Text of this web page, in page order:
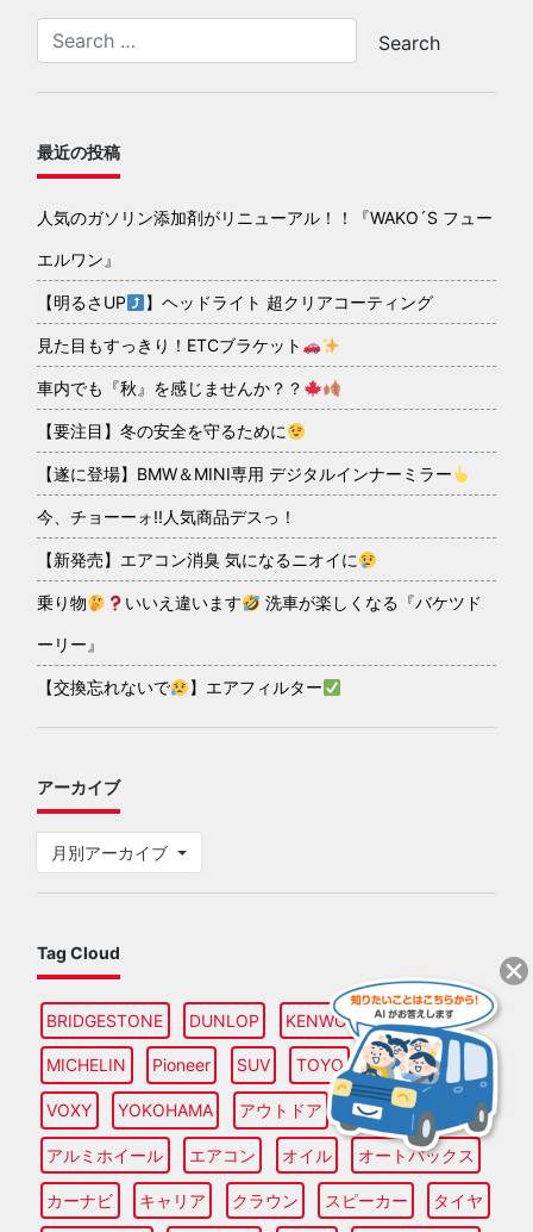
最近の投稿
人気のガソリン添加剤がリニューアル！！『WAKO´S フュー
エルワン』
【明るさUP 】ヘッドライト 超クリアコーティング
見た目もすっきり！ETCブラケット
車内でも『秋』を感じませんか？？
【要注目】冬の安全を守るために
【遂に登場】BMW＆MINI専用 デジタルインナーミラー
今、チョーーォ!!人気商品デスっ！
【新発売】エアコン消臭 気になるニオイに
乗り物 いいえ違います 洗車が楽しくなる『バケツド
ーリー』
【交換忘れないで 】エアフィルター
アーカイブ
月別アーカイブ
Tag Cloud
BRIDGESTONE DUNLOP KENWOOD MAZDA
MICHELIN Pioneer SUV TOYO TOYOTA
VOXY YOKOHAMA アウトドア アルファード
アルミホイール エアコン オイル オートバックス
カーナビ キャリア クラウン スピーカー タイヤ